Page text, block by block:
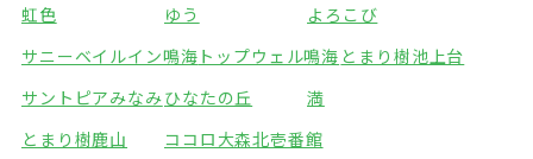
虹色
ゆう
よろこび
サニーベイルイン鳴海 トップウェル鳴海 とまり樹池上台
サントピアみなみひなたの丘
満
とまり樹鹿山
ココロ大森北壱番館